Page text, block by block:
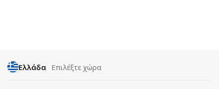
Ελλάδα Επιλέξτε χώρα